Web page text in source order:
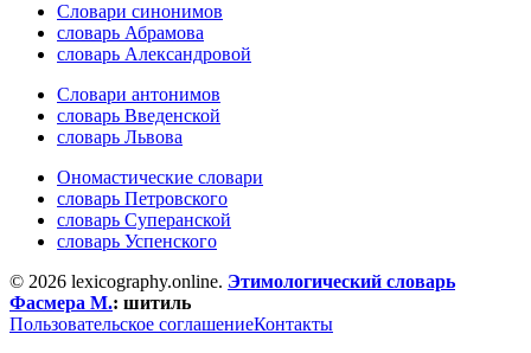
Словари синонимов
словарь Абрамова
словарь Александровой
Словари антонимов
словарь Введенской
словарь Львова
Ономастические словари
словарь Петровского
словарь Суперанской
словарь Успенского
© 2026 lexicography.online. Этимологический словарь
Фасмера М.: шитиль
Пользовательское соглашениеКонтакты